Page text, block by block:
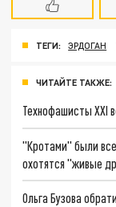
ТЕГИ: ЭРДОГАН
ЧИТАЙТЕ ТАКЖЕ:
Технофашисты XXI
"Кротами" были
охотятся "живые
Ольга Бузова